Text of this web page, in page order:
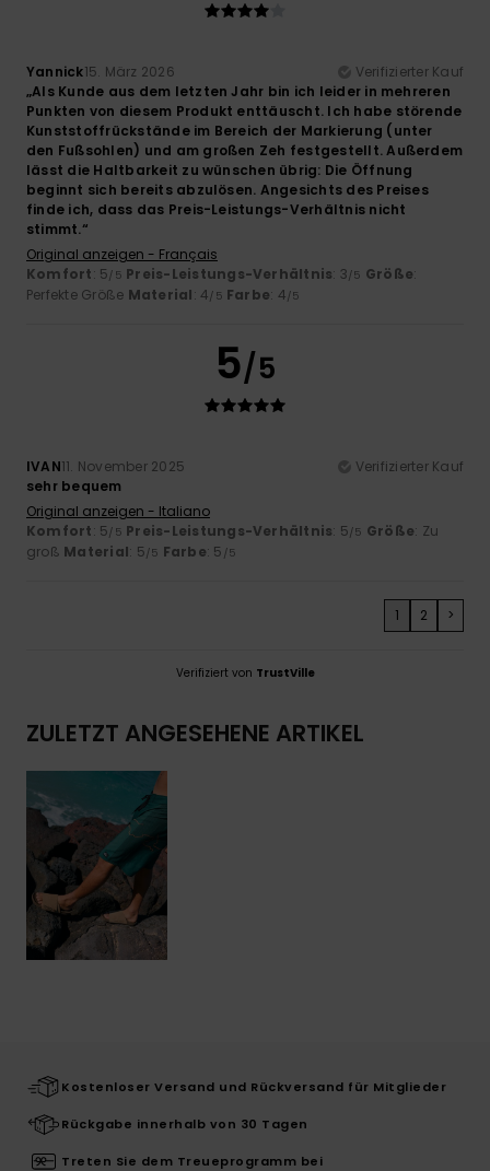
Yannick15. März 2026
Verifizierter Kauf
„Als Kunde aus dem letzten Jahr bin ich leider in mehreren
Punkten von diesem Produkt enttäuscht. Ich habe störende
Kunststoffrückstände im Bereich der Markierung (unter
den Fußsohlen) und am großen Zeh festgestellt. Außerdem
lässt die Haltbarkeit zu wünschen übrig: Die Öffnung
beginnt sich bereits abzulösen. Angesichts des Preises
finde ich, dass das Preis-Leistungs-Verhältnis nicht
stimmt.“
Original anzeigen - Français
Komfort: 5/5 Preis-Leistungs-Verhältnis: 3/5 Größe:
Perfekte Größe Material: 4/5 Farbe: 4/5
5/5
IVAN11. November 2025
Verifizierter Kauf
sehr bequem
Original anzeigen - Italiano
Komfort: 5/5 Preis-Leistungs-Verhältnis: 5/5 Größe: Zu
groß Material: 5/5 Farbe: 5 /5
1 2 >
Verifiziert von TrustVille
ZULETZT ANGESEHENE ARTIKEL
Kostenloser Versand und Rückversand für Mitglieder
Rückgabe innerhalb von 30 Tagen
Treten Sie dem Treueprogramm bei